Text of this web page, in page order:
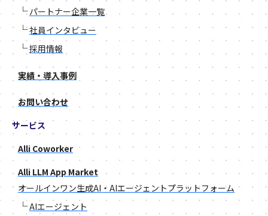
└ パートナー企業一覧
└社員インタビュー
└採用情報
実績・導入事例
お問い合わせ
サービス
Alli Coworker
Alli LLM App Market
オールインワン生成AI・AIエージェントプラットフォーム
└AIエージェント